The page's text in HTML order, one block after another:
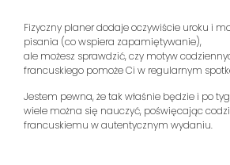
Fizyczny planer dodaje oczywiście uroku i
pisania (co wspiera zapamiętywanie),
ale możesz sprawdzić, czy motyw
francuskiego pomoże Ci w regularnym
Jestem pewna, że tak właśnie będzie i po
wiele można się nauczyć, poświęcając
francuskiemu w autentycznym wydaniu.